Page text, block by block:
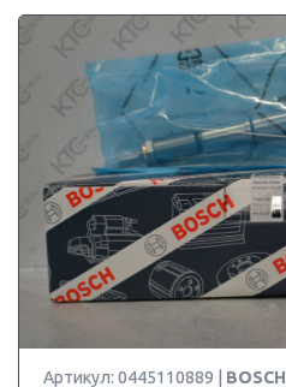
Артикул: 0445110889 | BOSCH